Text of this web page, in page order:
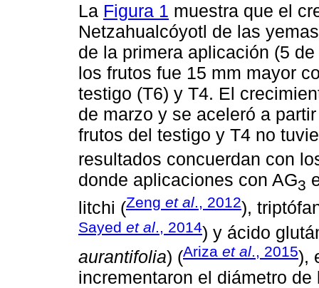
La Figura 1 muestra que el
Netzahualcóyotl de las
de la primera aplicación (5
los frutos fue 15 mm mayor
testigo (T6) y T4. El
de marzo y se aceleró a
frutos del testigo y T4 no
resultados concuerdan con
donde aplicaciones con AG3
litchi (Zeng et al., 2012),
Sayed et al., 2014) y ácido
aurantifolia) (Ariza et al., 2015),
incrementaron el diámetro